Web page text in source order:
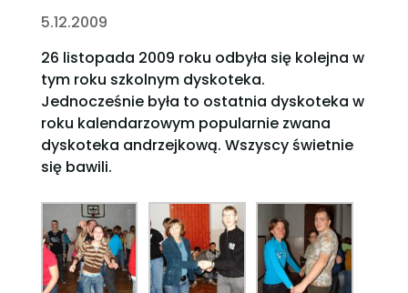
5.12.2009
26 listopada 2009 roku odbyła się kolejna w
tym roku szkolnym dyskoteka.
Jednocześnie była to ostatnia dyskoteka w
roku kalendarzowym popularnie zwana
dyskoteka andrzejkową. Wszyscy świetnie
się bawili.